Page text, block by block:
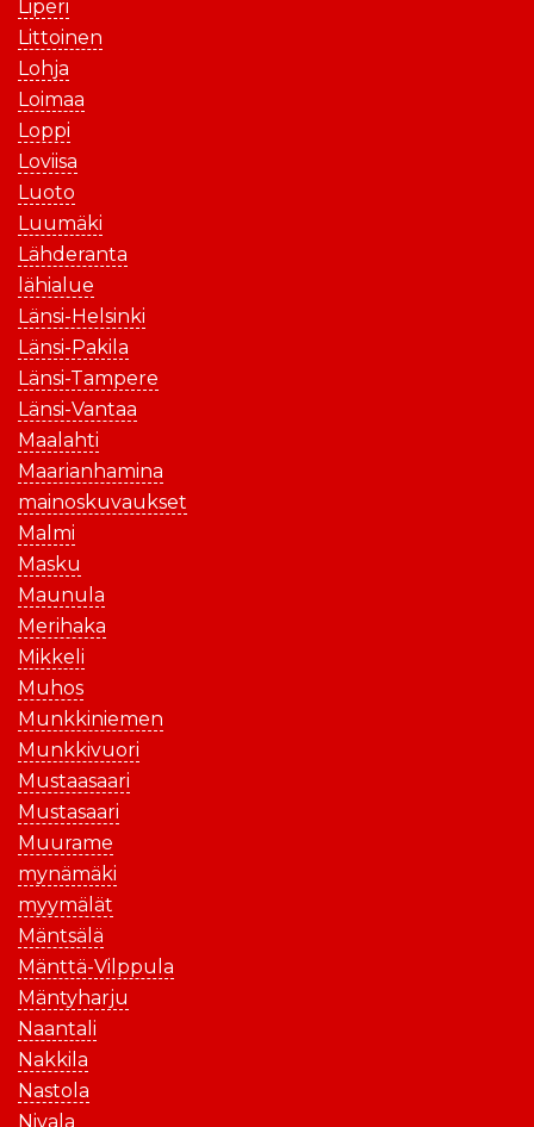
Liperi
Littoinen
Lohja
Loimaa
Loppi
Loviisa
Luoto
Luumäki
Lähderanta
lähialue
Länsi-Helsinki
Länsi-Pakila
Länsi-Tampere
Länsi-Vantaa
Maalahti
Maarianhamina
mainoskuvaukset
Malmi
Masku
Maunula
Merihaka
Mikkeli
Muhos
Munkkiniemen
Munkkivuori
Mustaasaari
Mustasaari
Muurame
mynämäki
myymälät
Mäntsälä
Mänttä-Vilppula
Mäntyharju
Naantali
Nakkila
Nastola
Nivala